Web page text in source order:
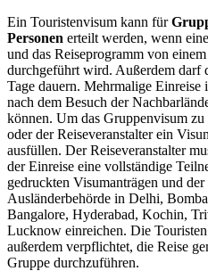
Ein Touristenvisum kann für
Personen erteilt werden, wenn
und das Reiseprogramm von
durchgeführt wird. Außerdem darf
Tage dauern. Mehrmalige
nach dem Besuch der
können. Um das Gruppenvisum zu
oder der Reiseveranstalter ein
ausfüllen. Der Reiseveranstalter
der Einreise eine vollständige
gedruckten Visumanträgen und
Ausländerbehörde in Delhi,
Bangalore, Hyderabad, Kochin,
Lucknow einreichen. Die
außerdem verpflichtet, die Reise
Gruppe durchzuführen.